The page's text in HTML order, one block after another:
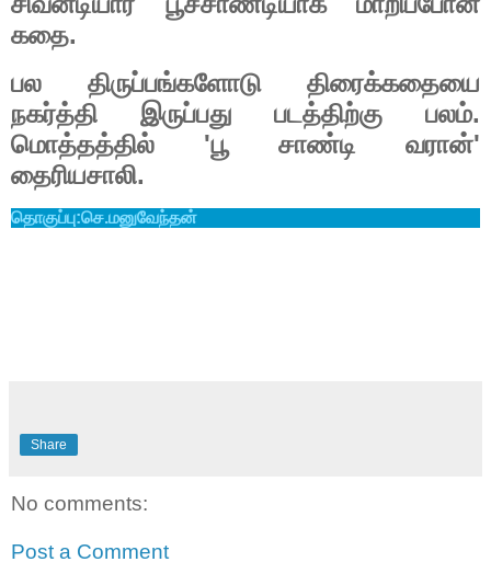
கதை.
பல திருப்பங்களோடு
திரைக்கதையை
நகர்த்தி
இருப்பது படத்திற்கு பலம்.
மொத்தத்தில் 'பூ சாண்டி வரான்'
தைரியசாலி.
தொகுப்பு:செ.மனுவேந்தன்
Share
No comments:
Post a Comment